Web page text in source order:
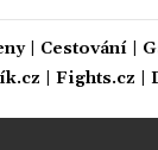
| Cestování
Fights.cz